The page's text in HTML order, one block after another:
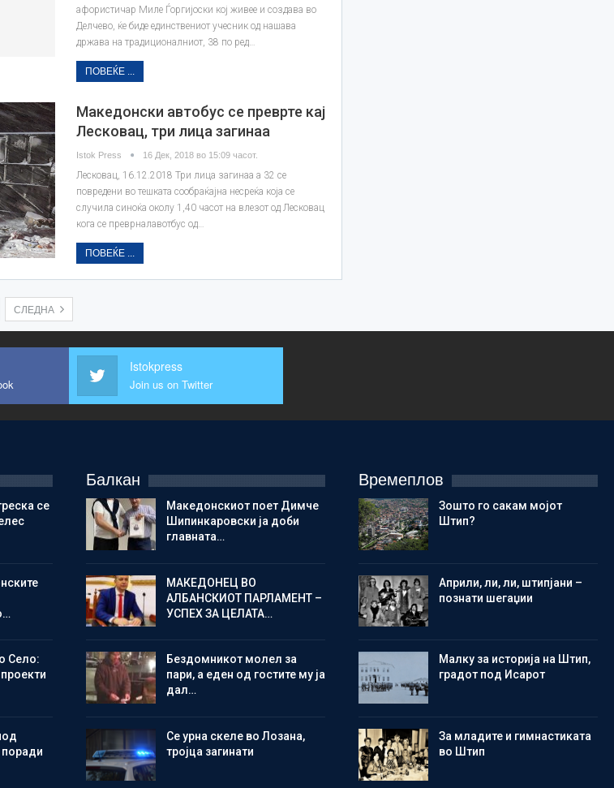
афористичар Миле Ѓоргијоски кој живее и создава во
Делчево, ќе биде единствениот учесник од нашава
држава на традиционалниот, 38 по ред…
ПОВЕЌЕ ...
Македонски автобус се преврте кај
Лесковац, три лица загинаа
Istok Press 16 Дек, 2018 во 15:09 часот.
Лесковац, 16.12.2018 Три лица загинаа а 32 се
повредени во тешката сообраќајна несреќа која се
случила синоќа околу 1,40 часот на влезот од Лесковац
кога се преврналавотбус од…
ПОВЕЌЕ ...
СЛЕДНА
Istokpress
Join us on Twitter
се
Село:
Балкан
Македонскиот поет Димче
Шипинкаровски ја доби
главната…
МАКЕДОНЕЦ ВО
АЛБАНСКИОТ ПАРЛАМЕНТ –
УСПЕХ ЗА ЦЕЛАТА…
Бездомникот молел за
пари, а еден од гостите му ја
дал…
Се урна скеле во Лозана,
тројца загинати
Времеплов
Зошто го сакам мојот
Штип?
Aприли, ли, ли, штипјани –
познати шегаџии
Малку за историја на Штип,
градот под Исарот
Зa младите и гимнастиката
во Штип